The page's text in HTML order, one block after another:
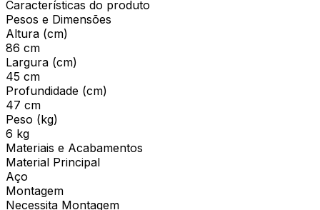
Características do produto
Pesos e Dimensões
Altura (cm)
86 cm
Largura (cm)
45 cm
Profundidade (cm)
47 cm
Peso (kg)
6 kg
Materiais e Acabamentos
Material Principal
Aço
Montagem
Necessita Montagem